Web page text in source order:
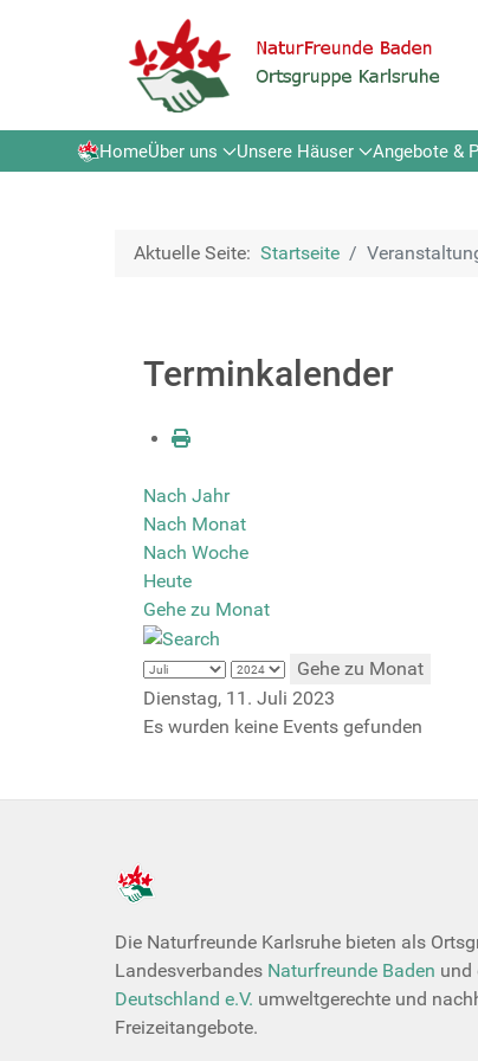
HomeÜber uns Unsere Häuser Angebote &
Aktuelle Seite: Startseite
Terminkalender
Nach Jahr
Nach Monat
Nach Woche
Heute
Gehe zu Monat
Gehe zu Monat
Dienstag, 11. Juli 2023
Es wurden keine Events gefunden
Die Naturfreunde Karlsruhe bieten als
Landesverbandes Naturfreunde Baden und
Deutschland e.V. umweltgerechte und
Freizeitangebote.